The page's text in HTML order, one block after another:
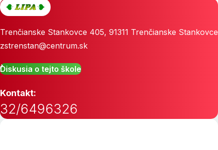
Trenčianske Stankovce 405, 91311 Trenčianske Stankovce
zstrenstan@centrum.sk
Diskusia o tejto škole
Kontakt:
32/6496326